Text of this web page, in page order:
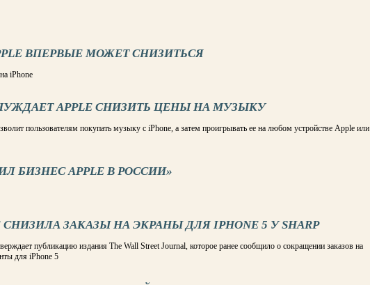
ВПЕРВЫЕ МОЖЕТ СНИЗИТЬСЯ
iPhone
APPLE СНИЗИТЬ ЦЕНЫ НА МУЗЫКУ
пользователям покупать музыку с iPhone, а затем проигрывать ее на любом устройстве Apple или
БИЗНЕС APPLE В РОССИИ»
СНИЗИЛА ЗАКАЗЫ НА ЭКРАНЫ ДЛЯ IPHONE 5 У SHARP
публикацию издания The Wall Street Journal, которое ранее сообщило о сокращении заказов на
для iPhone 5